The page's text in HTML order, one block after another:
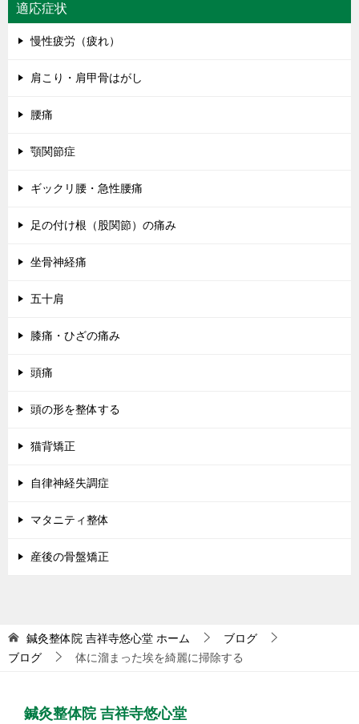
適応症状
慢性疲労（疲れ）
肩こり・肩甲骨はがし
腰痛
顎関節症
ギックリ腰・急性腰痛
足の付け根（股関節）の痛み
坐骨神経痛
五十肩
膝痛・ひざの痛み
頭痛
頭の形を整体する
猫背矯正
自律神経失調症
マタニティ整体
産後の骨盤矯正
鍼灸整体院 吉祥寺悠心堂 ホーム
ブログ
ブログ
体に溜まった埃を綺麗に掃除する
鍼灸整体院 吉祥寺悠心堂